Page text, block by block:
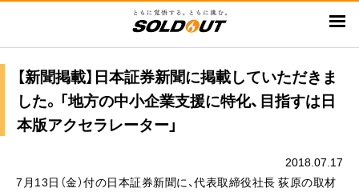
ン
【新聞掲載】日本証券新聞に掲載していただきま
した。「地方の中小企業支援に特化、目指すは日
本版アクセラレーター」
2018.07.17
7月13日（金）付の日本証券新聞に、代表取締役社長 荻原の取材